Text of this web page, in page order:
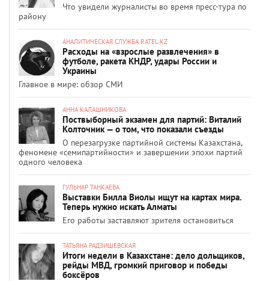
Что увидели журналисты во время пресс-тура по
району
АНАЛИТИЧЕСКАЯ СЛУЖБА RATEL.KZ
Расходы на «взрослые развлечения» в
футболе, ракета КНДР, удары России и
Украины
Главное в мире: обзор СМИ
АННА КАЛАШНИКОВА
Поствыборный экзамен для партий: Виталий
Колточник — о том, что показали съезды
О перезагрузке партийной системы Казахстана,
феномене «семипартийности» и завершении эпохи партий
одного человека
ГУЛЬНАР ТАНКАЕВА
Выставки Билла Виолы ищут на картах мира.
Теперь нужно искать Алматы
Его работы заставляют зрителя остановиться
ТАТЬЯНА РАДЗИШЕВСКАЯ
Итоги недели в Казахстане: дело дольщиков,
рейды МВД, громкий приговор и победы
боксёров